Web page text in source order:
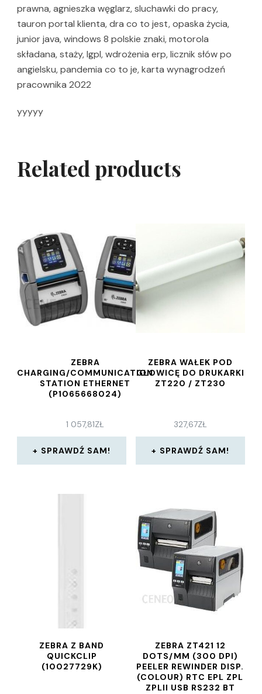
prawna, agnieszka węglarz, sluchawki do pracy,
tauron portal klienta, dra co to jest, opaska życia,
junior java, windows 8 polskie znaki, motorola
składana, staży, lgpl, wdrożenia erp, licznik słów po
angielsku, pandemia co to je, karta wynagrodzeń
pracownika 2022
yyyyy
Related products
ZEBRA
CHARGING/COMMUNICATION
STATION ETHERNET
(P1065668024)
1 057,81ZŁ
SPRAWDŹ SAM!
ZEBRA WAŁEK POD
GŁOWICĘ DO DRUKARKI
ZT220 / ZT230
327,67ZŁ
SPRAWDŹ SAM!
ZEBRA Z BAND
QUICKCLIP
(10027729K)
ZEBRA ZT421 12
DOTS/MM (300 DPI)
PEELER REWINDER DISP.
(COLOUR) RTC EPL ZPL
ZPLII USB RS232 BT